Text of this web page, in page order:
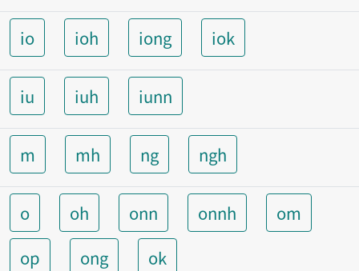
io ioh iong iok
iu iuh iunn
m mh ng ngh
o oh onn onnh
om
op
ong ok